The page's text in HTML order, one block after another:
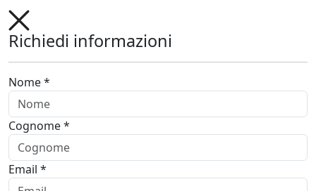
Richiedi informazioni
Nome *
Cognome *
Email *